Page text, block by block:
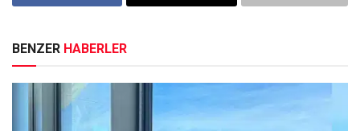
BENZER HABERLER